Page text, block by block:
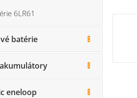
6LR61
batérie
eneloop